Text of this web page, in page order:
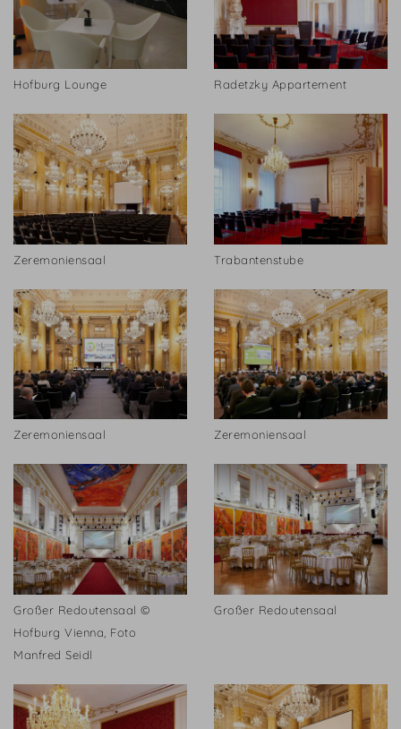
Hofburg Lounge Radetzky Appartement
Zeremoniensaal Trabantenstube
Zeremoniensaal Zeremoniensaal
Großer Redoutensaal ©
Hofburg Vienna, Foto
Manfred Seidl
Großer Redoutensaal